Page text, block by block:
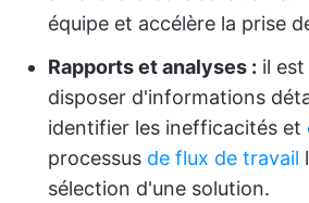
équipe et accélère la prise
Rapports et analyses : il
disposer d'informations
identifier les inefficacités et
processus de flux de travail
sélection d'une solution.